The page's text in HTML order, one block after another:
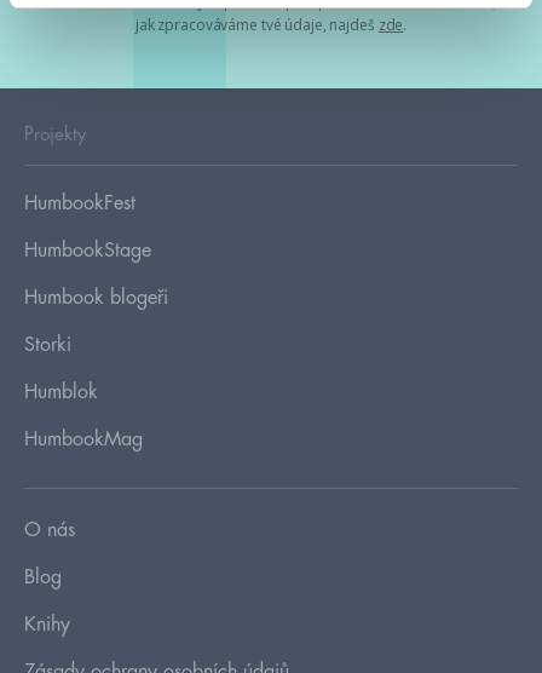
jak zpracováváme tvé údaje, najdeš zde.
Projekty
HumbookFest
HumbookStage
Humbook blogeři
Storki
Humblok
HumbookMag
O nás
Blog
Knihy